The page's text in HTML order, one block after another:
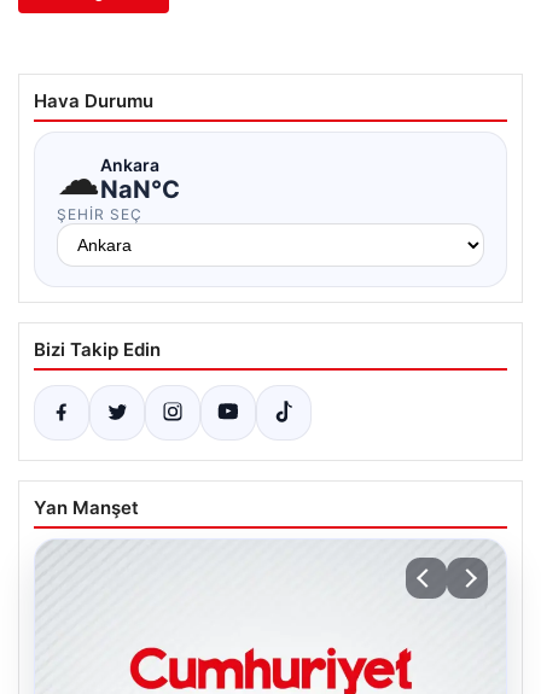
Hava Durumu
☁Ankara
NaN°C
ŞEHIR SEÇ
Bizi Takip Edin
Yan Manşet